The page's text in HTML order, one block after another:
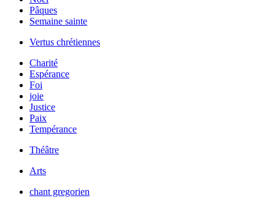
Pâques
Semaine sainte
Vertus chrétiennes
Charité
Espérance
Foi
joie
Justice
Paix
Tempérance
Théâtre
Arts
chant gregorien